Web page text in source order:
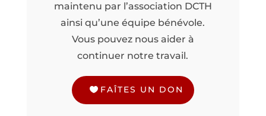
maintenu par l’association DCTH
ainsi qu’une équipe bénévole.
Vous pouvez nous aider à
continuer notre travail.
FAÎTES UN DON